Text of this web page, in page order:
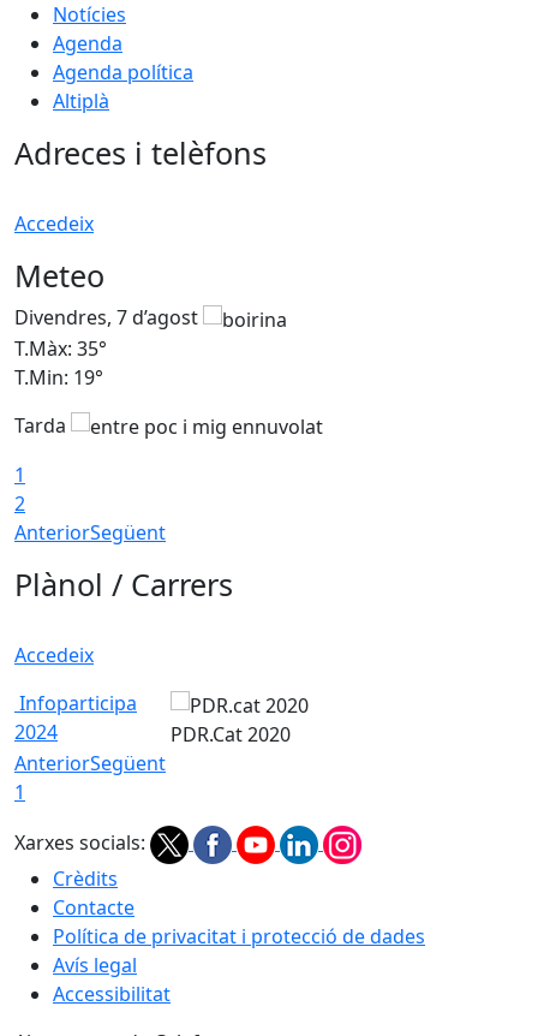
Notícies
Agenda
Agenda política
Altiplà
Adreces i telèfons
Accedeix
Meteo
Divendres, 7 d’agost
T.Màx: 35°
T.Min: 19°
Tarda
1
2
AnteriorSegüent
Plànol / Carrers
Accedeix
Infoparticipa
2024
PDR.Cat 2020
AnteriorSegüent
1
Xarxes socials:
Crèdits
Contacte
Política de privacitat i protecció de dades
Avís legal
Accessibilitat